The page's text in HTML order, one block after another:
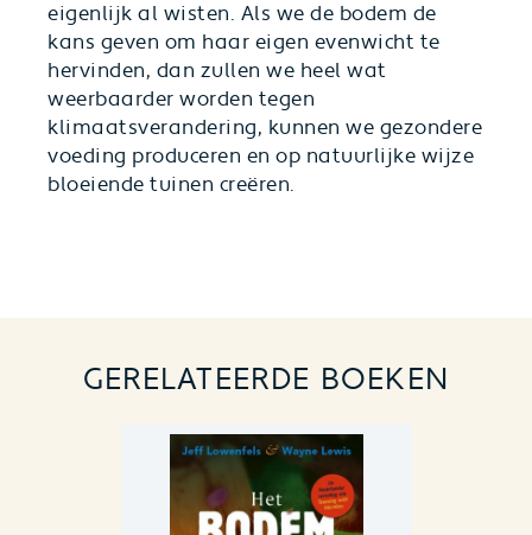
eigenlijk al wisten. Als we de bodem de
kans geven om haar eigen evenwicht te
hervinden, dan zullen we heel wat
weerbaarder worden tegen
klimaatsverandering, kunnen we gezondere
voeding produceren en op natuurlijke wijze
bloeiende tuinen creëren.
GERELATEERDE BOEKEN